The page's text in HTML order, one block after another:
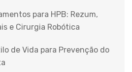
para HPB: Rezum,
e Cirurgia Robótica
de Vida para Prevenção do